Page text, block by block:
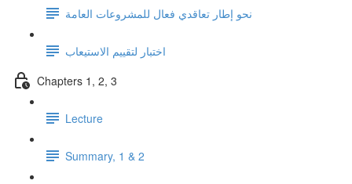
نحو إطار تعاقدي فعال للمشروعات العامة
اختبار لتقييم الاستيعاب
Chapters 1, 2, 3
Lecture
Summary, 1 & 2